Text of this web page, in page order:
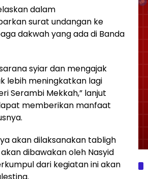
dalam
surat undangan ke
dakwah yang ada di Banda
syiar dan mengajak
lebih meningkatkan lagi
Serambi Mekkah,” lanjut
memberikan manfaat
akan dilaksanakan tabligh
dibawakan oleh Nasyid
dari kegiatan ini akan